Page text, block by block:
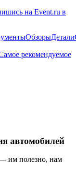
на Event.ru в
ОбзорыДетали
рекомендуемое
автомобилей
— им полезно, нам